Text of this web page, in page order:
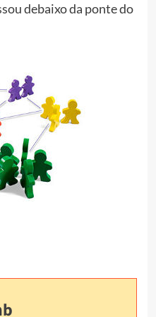
debaixo da ponte do